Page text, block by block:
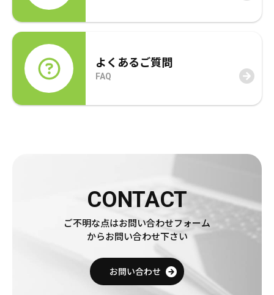
よくあるご質問
FAQ
CONTACT
ご不明な点はお問い合わせフォーム
からお問い合わせ下さい
お問い合わせ